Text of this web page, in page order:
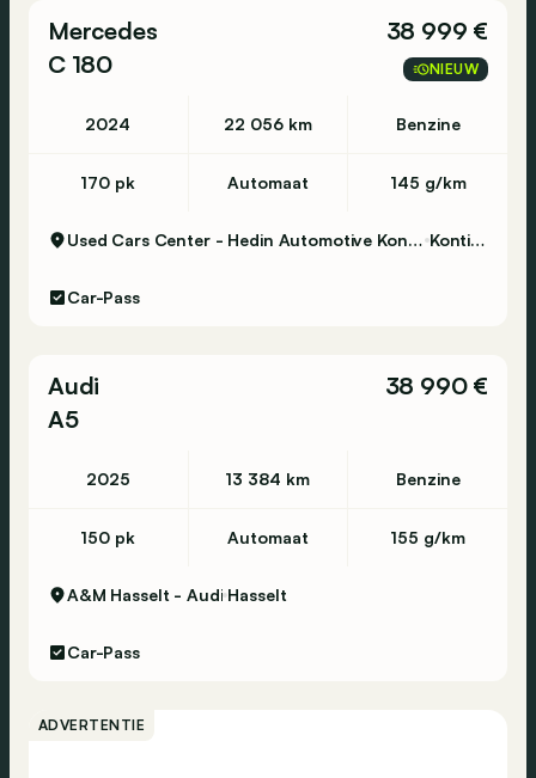
Mercedes
C 180
38 999 €
NIEUW
2024 22 056 km Benzine
170 pk Automaat 145 g/km
Used Cars Center - Hedin Automotive Kontich Kontich
Car-Pass
Audi
A5
38 990 €
2025 13 384 km Benzine
150 pk Automaat 155 g/km
A&M Hasselt - Audi Hasselt
Car-Pass
ADVERTENTIE